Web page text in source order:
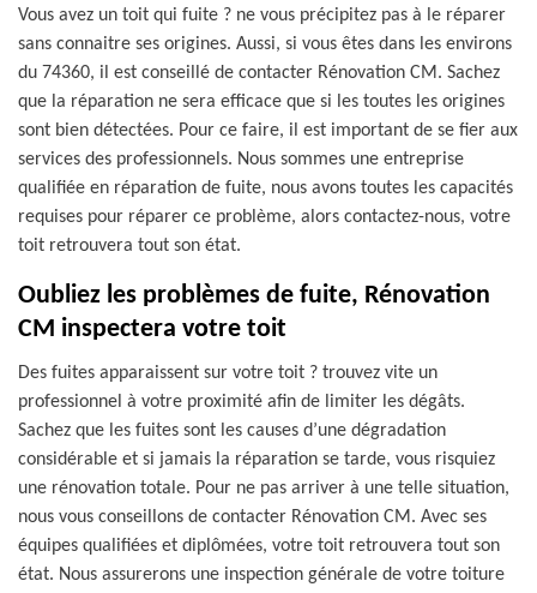
Vous avez un toit qui fuite ? ne vous précipitez pas à le réparer
sans connaitre ses origines. Aussi, si vous êtes dans les environs
du 74360, il est conseillé de contacter Rénovation CM. Sachez
que la réparation ne sera efficace que si les toutes les origines
sont bien détectées. Pour ce faire, il est important de se fier aux
services des professionnels. Nous sommes une entreprise
qualifiée en réparation de fuite, nous avons toutes les capacités
requises pour réparer ce problème, alors contactez-nous, votre
toit retrouvera tout son état.
Oubliez les problèmes de fuite, Rénovation
CM inspectera votre toit
Des fuites apparaissent sur votre toit ? trouvez vite un
professionnel à votre proximité afin de limiter les dégâts.
Sachez que les fuites sont les causes d’une dégradation
considérable et si jamais la réparation se tarde, vous risquiez
une rénovation totale. Pour ne pas arriver à une telle situation,
nous vous conseillons de contacter Rénovation CM. Avec ses
équipes qualifiées et diplômées, votre toit retrouvera tout son
état. Nous assurerons une inspection générale de votre toiture